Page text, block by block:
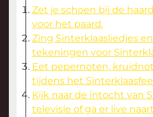
Zet je schoen bij de
voor het paard.
Zing Sinterklaasliedjes
tekeningen voor
Eet pepernoten,
tijdens het
Kijk naar de intocht van
televisie of ga er live